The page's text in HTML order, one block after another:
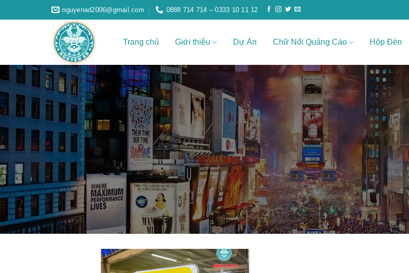
to
nguyenad2006@gmail.com 0888 714 714 – 0333 10 11 12
Trang chủ Giới thiệu Dự Án Chữ Nổi Quảng Cáo Hộp Đèn